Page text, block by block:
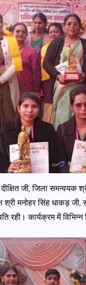
जी, जिला
श्री मनोहर सिंह धाकड़
रही। कार्यक्रम में विभिन्न